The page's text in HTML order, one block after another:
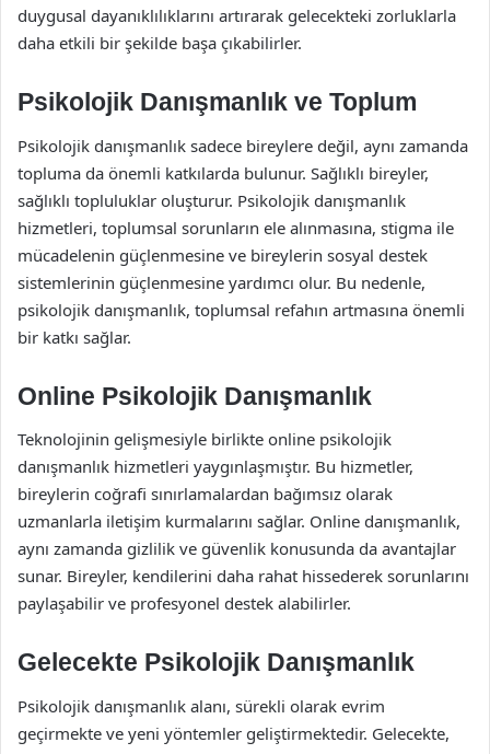
duygusal dayanıklılıklarını artırarak gelecekteki zorluklarla
daha etkili bir şekilde başa çıkabilirler.
Psikolojik Danışmanlık ve Toplum
Psikolojik danışmanlık sadece bireylere değil, aynı zamanda
topluma da önemli katkılarda bulunur. Sağlıklı bireyler,
sağlıklı topluluklar oluşturur. Psikolojik danışmanlık
hizmetleri, toplumsal sorunların ele alınmasına, stigma ile
mücadelenin güçlenmesine ve bireylerin sosyal destek
sistemlerinin güçlenmesine yardımcı olur. Bu nedenle,
psikolojik danışmanlık, toplumsal refahın artmasına önemli
bir katkı sağlar.
Online Psikolojik Danışmanlık
Teknolojinin gelişmesiyle birlikte online psikolojik
danışmanlık hizmetleri yaygınlaşmıştır. Bu hizmetler,
bireylerin coğrafi sınırlamalardan bağımsız olarak
uzmanlarla iletişim kurmalarını sağlar. Online danışmanlık,
aynı zamanda gizlilik ve güvenlik konusunda da avantajlar
sunar. Bireyler, kendilerini daha rahat hissederek sorunlarını
paylaşabilir ve profesyonel destek alabilirler.
Gelecekte Psikolojik Danışmanlık
Psikolojik danışmanlık alanı, sürekli olarak evrim
geçirmekte ve yeni yöntemler geliştirmektedir. Gelecekte,